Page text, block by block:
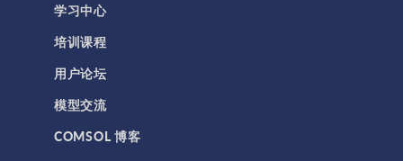
学习中心
培训课程
用户论坛
模型交流
COMSOL 博客